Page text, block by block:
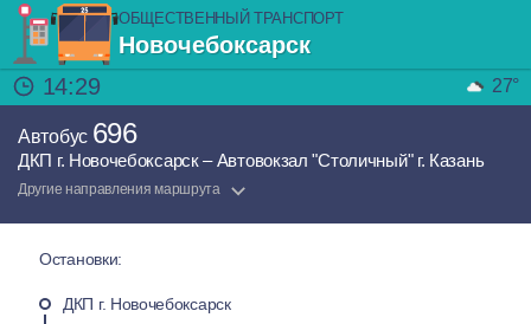
ОБЩЕСТВЕННЫЙ ТРАНСПОРТ
Новочебоксарск
14:29
27°
Автобус 696
ДКП г. Новочебоксарск – Автовокзал "Столичный" г. Казань
Другие направления маршрута
Остановки:
ДКП г. Новочебоксарск